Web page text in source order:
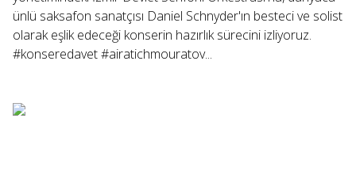
ünlü saksafon sanatçısı Daniel Schnyder'ın besteci ve solist
olarak eşlik edeceği konserin hazırlık sürecini izliyoruz.
#konseredavet #airatichmouratov...